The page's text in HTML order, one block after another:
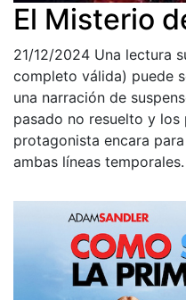
El Misterio
21/12/2024 Una lectura
completo válida) puede
una narración de
pasado no resuelto y los
protagonista encara
ambas líneas temporales.